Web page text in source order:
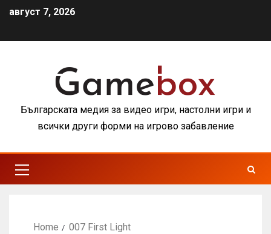
август 7, 2026
Българската медия за видео игри, настолни игри и
всички други форми на игрово забавление
Home 007 First Light